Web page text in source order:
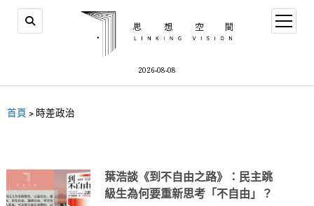
2026-08-08
首頁 > 時差政治
葉浩談《到不自由之路》：民主跳
級生為何要重新思考「不自由」？